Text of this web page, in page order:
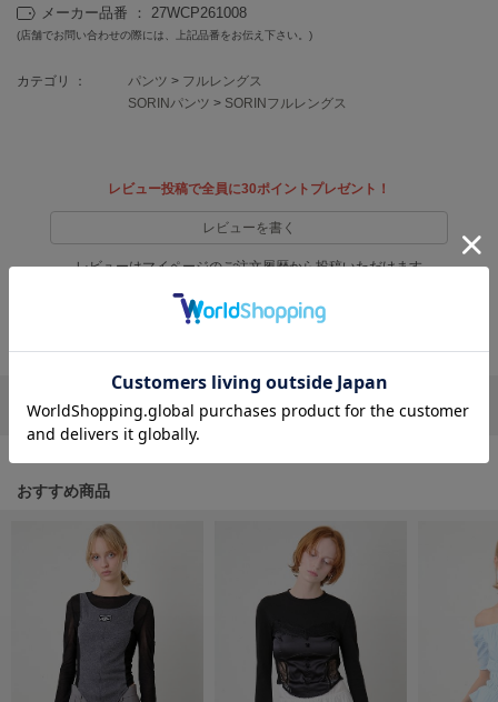
GELATO PIQUE CAT&DOG
ジェラート ピケ キャットアンドドッグ
グラミチ
Henon.
HOKA ONEONE
ホカ オネオネ
キーン
メーカー品番 ： 27WCP261008
(店舗でお問い合わせの際には、上記品番をお伝え下さい。)
カテゴリ ： パンツ > フルレングス
SORINパンツ > SORINフルレングス
レビュー投稿で全員に30ポイントプレゼント！
レビューを書く
レビューはマイページのご注文履歴から投稿いただけます
返品・キャンセルについて
リポストする LINEで送る
おすすめ商品